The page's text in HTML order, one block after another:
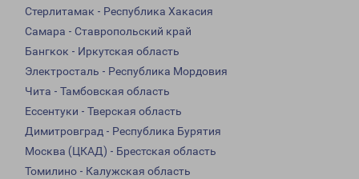
Стерлитамак - Республика Хакасия
Самара - Ставропольский край
Бангкок - Иркутская область
Электросталь - Республика Мордовия
Чита - Тамбовская область
Ессентуки - Тверская область
Димитровград - Республика Бурятия
Москва (ЦКАД) - Брестская область
Томилино - Калужская область